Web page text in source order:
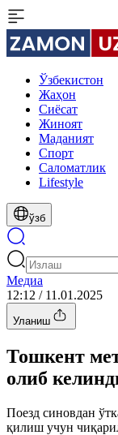
Ўзбекистон
Жаҳон
Сиёсат
Жиноят
Маданият
Спорт
Cаломатлик
Lifestyle
ўзб
Медиа
12:12 / 11.01.2025
Уланиш
Тошкент
олиб
Поезд синовдан
қилиш учун